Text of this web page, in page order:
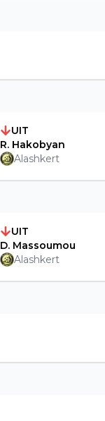
UIT
D. Massoumou
Alashkert
UIT
R. Hakobyan
Alashkert